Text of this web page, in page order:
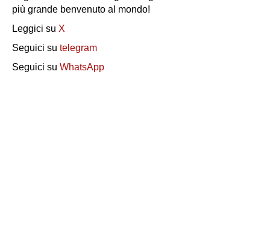
più grande benvenuto al mondo!
Leggici su X
Seguici su telegram
Seguici su WhatsApp